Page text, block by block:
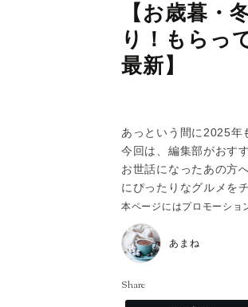
【お歳暮・
り！もらっ
最新】
あっという間に2025年
今回は、編集部がおす
お世話になったあの方
にぴったりなグルメを
本ページにはプロモーショ
あまね
Share